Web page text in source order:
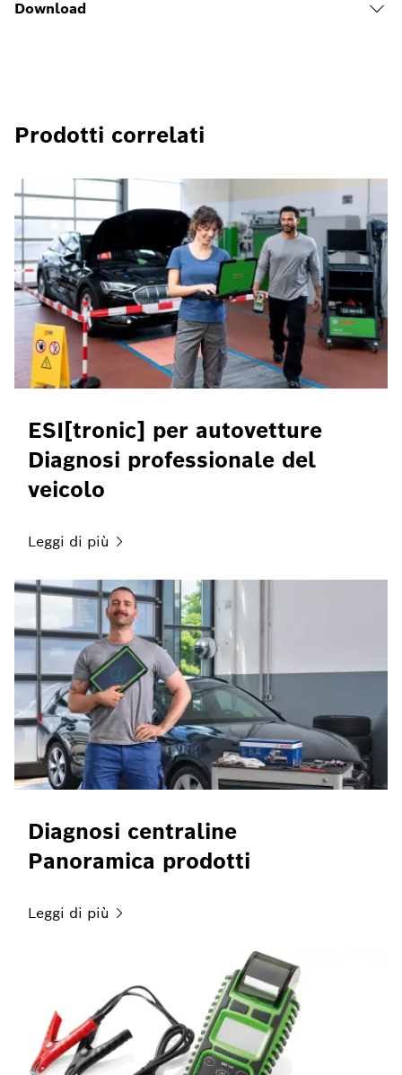
Download
Prodotti correlati
ESI[tronic] per autovetture
Diagnosi professionale del
veicolo
Leggi di più
Diagnosi centraline
Panoramica prodotti
Leggi di più